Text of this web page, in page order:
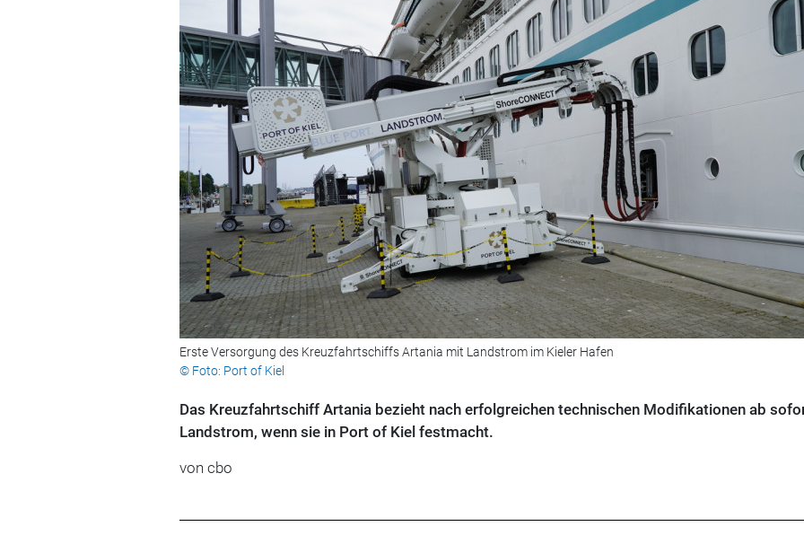
Erste Versorgung des Kreuzfahrtschiffs Artania mit Landstrom im Kieler Hafen
© Foto: Port of Kiel
Das Kreuzfahrtschiff Artania bezieht nach erfolgreichen technischen Modifikationen ab
Landstrom, wenn sie in Port of Kiel festmacht.
von cbo